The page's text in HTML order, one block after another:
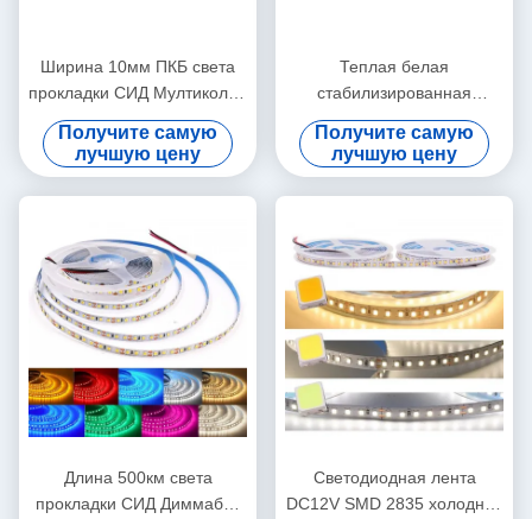
Ширина 10мм ПКБ света
прокладки СИД Мултиколор
10В СМД 2835 гибкая
Получите самую
лучшую цену
Теплая белая
стабилизированная
прокладка СИД СМД 2835,
универсальные прокладки
света СИД 2835
Получите самую
лучшую цену
Длина 500км света
прокладки СИД Диммабле
Светодиодная лента
DC12V SMD 2835 холодная